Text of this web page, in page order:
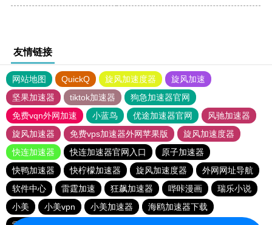
友情链接
网站地图 QuickQ 旋风加速度器
旋风加速
坚果加速器
tiktok加速器
狗急加速器官网
免费vqn外网加速
小蓝鸟 优途加速器官网
风驰加速器
旋风加速器
免费vps加速器外网苹果版
旋风加速度器
快连加速器
快连加速器官网入口
原子加速器
快鸭加速器
快柠檬加速器 旋风加速度器
外网网址导航
软件中心
雷霆加速 狂飙加速器 哔咔漫画
瑞乐小说
小美
小美vpn 小美加速器
海鸥加速器下载